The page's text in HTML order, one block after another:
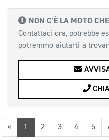
NON C'È LA MOTO
Contattaci ora, potrebbe
potremmo aiutarti a
«Precedente
1 2 3 4 5